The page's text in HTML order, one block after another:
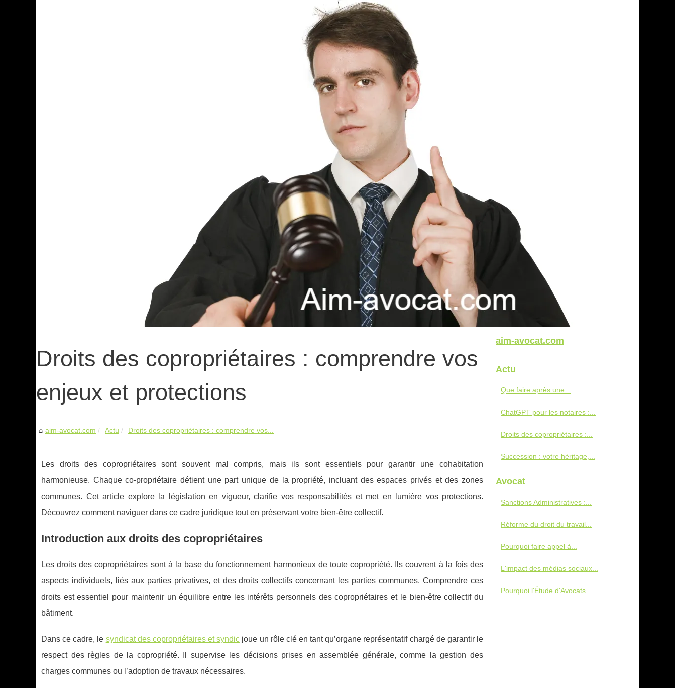
Droits des copropriétaires : comprendre vos
enjeux et protections
aim-avocat.com Actu Droits des copropriétaires : comprendre vos...
Les droits des copropriétaires sont souvent mal compris, mais ils sont essentiels pour garantir une cohabitation
harmonieuse. Chaque co-propriétaire détient une part unique de la propriété, incluant des espaces privés et des zones
communes. Cet article explore la législation en vigueur, clarifie vos responsabilités et met en lumière vos protections.
Découvrez comment naviguer dans ce cadre juridique tout en préservant votre bien-être collectif.
Introduction aux droits des copropriétaires
Les droits des copropriétaires sont à la base du fonctionnement harmonieux de toute copropriété. Ils couvrent à la fois des
aspects individuels, liés aux parties privatives, et des droits collectifs concernant les parties communes.Comprendre ces
droits est essentiel pour maintenir un équilibre entre les intérêts personnels des copropriétaires et le bien-être collectif du
bâtiment.
Dans ce cadre, le syndicat des copropriétaires et syndic joue un rôle clé en tant qu’organe représentatif chargé de garantir le
respect des règles de la copropriété. Il supervise les décisions prises en assemblée générale, comme la gestion des
charges communes ou l’adoption de travaux nécessaires.
aim-avocat.com
Actu
Que faire après une...
ChatGPT pour les notaires :...
Droits des copropriétaires :...
Succession : votre héritage,...
Avocat
Sanctions Administratives :...
Réforme du droit du travail...
Pourquoi faire appel à...
L'impact des médias sociaux...
Pourquoi l'Étude d'Avocats...